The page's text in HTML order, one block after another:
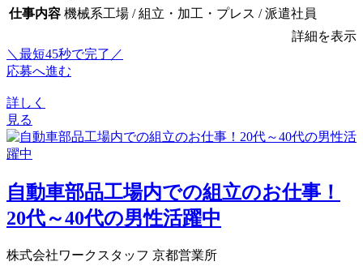
仕事内容 機械系工場 / 組立・加工・プレス / 派遣社員
詳細を表示
＼最短45秒で完了／
応募へ進む
詳しく
見る
自動車部品工場内での組立のお仕事！
20代～40代の男性活躍中
株式会社ワークスタッフ 京都営業所